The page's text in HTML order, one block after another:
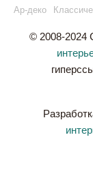
Ар-деко
© 2008-2024